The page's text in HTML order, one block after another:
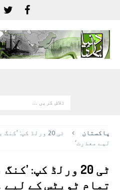
پاکستان
ٹی 20 ورلڈ کپ:
لیے معذرت‘
ٹی 20 ورلڈ کپ:
تمام ٹویٹس کے لیے